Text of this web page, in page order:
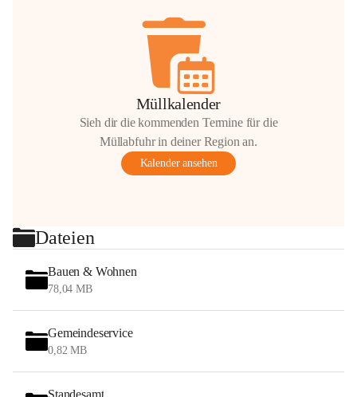
Müllkalender
Sieh dir die kommenden Termine für die
Müllabfuhr in deiner Region an.
Kalender ansehen
Dateien
Bauen & Wohnen
78,04 MB
Gemeindeservice
0,82 MB
Standesamt